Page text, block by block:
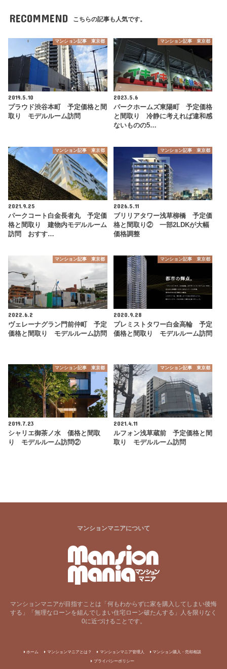
RECOMMEND こちらの記事も人気です。
マンション記事 東京都
2019.5.10
プラウド渋谷本町 予定価格と間
取り モデルルーム訪問
マンション記事 東京都
2023.5.6
パークホームズ東陽町 予定価格
と間取り 冷静に考えれば違和感
ないものの5…
マンション記事 東京都
2021.9.25
パークコート白金長者丸 予定価
格と間取り 建物内モデルルーム
訪問 おすす…
マンション記事 東京都
2026.5.11
ブリリアタワー浅草柳橋 予定価
格と間取り② 一部2LDKが大幅
価格調整
マンション記事 東京都
2022.6.2
ヴェレーナグラン門前仲町 予定
価格と間取り モデルルーム訪問
マンション記事 東京都
2020.9.28
プレミストタワー白金高輪 予定
価格と間取り モデルルーム訪問
マンション記事 東京都
2019.7.23
シャリエ御茶ノ水 価格と間取
り モデルルーム訪問②
マンション記事 東京都
2021.4.11
ルフォン浅草蔵前 予定価格と間
取り モデルルーム訪問
マンションマニアについて
マンションマニアが目指すことは「何もわからずに家を購入してしまい後悔
する」「無理なローンを組んでしまい住宅ローン破たんする」人を限りなく
0に近づけることです。
ホーム マンションマニアとは？ マンションマニア管理人
マンション購入・売却相談
プライバシーポリシー